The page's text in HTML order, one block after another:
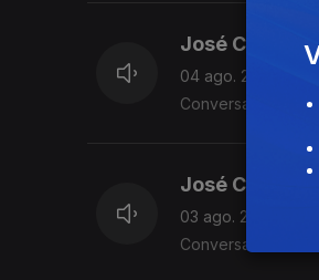
José Candeias
04 ago. 2026
Conversa com os
José
03 ago. 2026
Conversa com os